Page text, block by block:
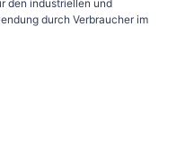
den industriellen und
durch Verbraucher im